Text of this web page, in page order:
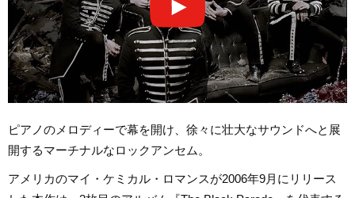
ピアノのメロディーで幕を開け、徐々に壮大なサウンドへと展
開するマーチナルなロックアンセム。
アメリカのマイ・ケミカル・ロマンスが2006年9月にリリース